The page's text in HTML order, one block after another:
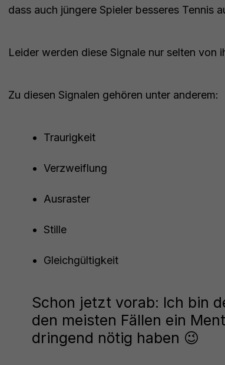
dass auch jüngere Spieler besseres Tennis
Leider werden diese Signale nur selten von
Zu diesen Signalen gehören unter anderem:
Traurigkeit
Verzweiflung
Ausraster
Stille
Gleichgültigkeit
Schon jetzt vorab: Ich bin
den meisten Fällen ein
dringend nötig haben 😉